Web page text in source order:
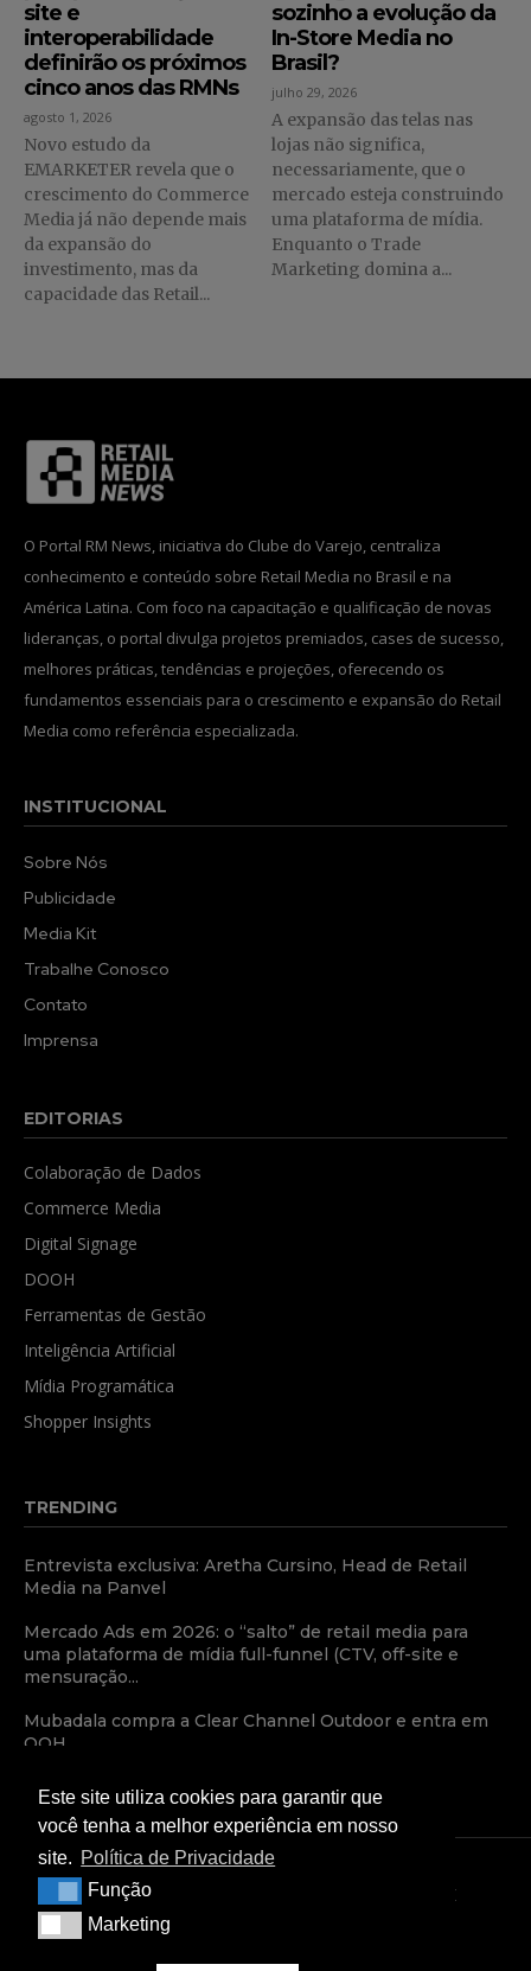
site e
interoperabilidade
definirão os próximos
cinco anos das RMNs
agosto 1, 2026
Novo estudo da
EMARKETER revela que o
crescimento do Commerce
Media já não depende mais
da expansão do
investimento, mas da
capacidade das Retail...
sozinho a evolução da
In-Store Media no
Brasil?
julho 29, 2026
A expansão das telas nas
lojas não significa,
necessariamente, que o
mercado esteja construindo
uma plataforma de mídia.
Enquanto o Trade
Marketing domina a...
O Portal RM News, iniciativa do Clube do Varejo, centraliza
conhecimento e conteúdo sobre Retail Media no Brasil e na
América Latina. Com foco na capacitação e qualificação de novas
lideranças, o portal divulga projetos premiados, cases de sucesso,
melhores práticas, tendências e projeções, oferecendo os
fundamentos essenciais para o crescimento e expansão do Retail
Media como referência especializada.
INSTITUCIONAL
Sobre Nós
Publicidade
Media Kit
Trabalhe Conosco
Contato
Imprensa
EDITORIAS
Colaboração de Dados
Commerce Media
Digital Signage
DOOH
Ferramentas de Gestão
Inteligência Artificial
Mídia Programática
Shopper Insights
TRENDING
Entrevista exclusiva: Aretha Cursino, Head de Retail
Media na Panvel
Mercado Ads em 2026: o “salto” de retail media para
uma plataforma de mídia full-funnel (CTV, off-site e
mensuração...
Mubadala compra a Clear Channel Outdoor e entra em
OOH
TERMOS E CONDIÇÕES
POLÍTICA DE PRIVACIDADE
CONDIÇÕES COMERCIAIS
Este site utiliza cookies para garantir que
você tenha a melhor experiência em nosso
site. Política de Privacidade
FunçãoFunção
MarketingMarketing